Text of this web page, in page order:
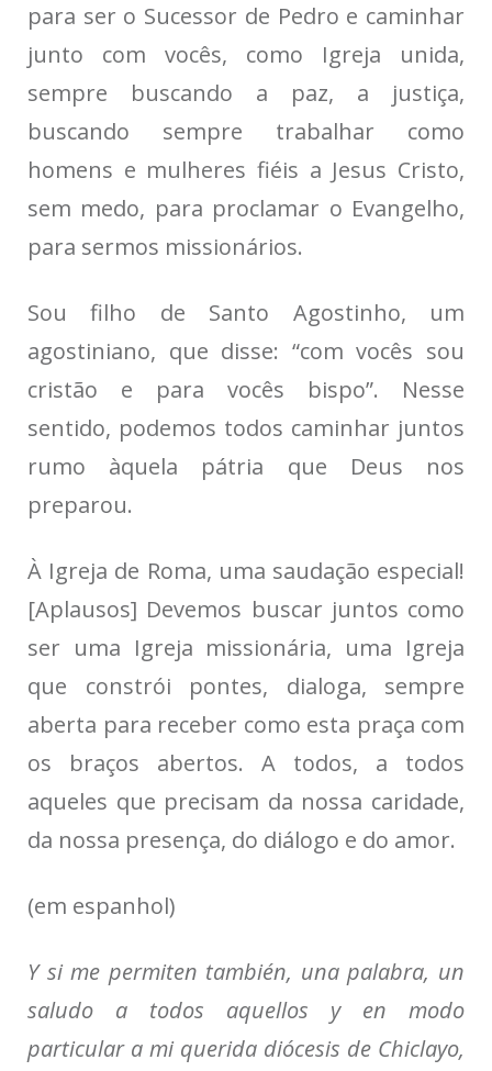
para ser o Sucessor de Pedro e caminhar
junto com vocês, como Igreja unida,
sempre buscando a paz, a justiça,
buscando sempre trabalhar como
homens e mulheres fiéis a Jesus Cristo,
sem medo, para proclamar o Evangelho,
para sermos missionários.
Sou filho de Santo Agostinho, um
agostiniano, que disse: “com vocês sou
cristão e para vocês bispo”. Nesse
sentido, podemos todos caminhar juntos
rumo àquela pátria que Deus nos
preparou.
À Igreja de Roma, uma saudação especial!
[Aplausos] Devemos buscar juntos como
ser uma Igreja missionária, uma Igreja
que constrói pontes, dialoga, sempre
aberta para receber como esta praça com
os braços abertos. A todos, a todos
aqueles que precisam da nossa caridade,
da nossa presença, do diálogo e do amor.
(em espanhol)
Y si me permiten también, una palabra, un
saludo a todos aquellos y en modo
particular a mi querida diócesis de Chiclayo,